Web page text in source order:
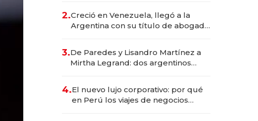
2.Creció en Venezuela, llegó a la
Argentina con su título de abogado
marcas "fast premium"
3.De Paredes y Lisandro Martínez a
Mirtha Legrand: dos argentinos
4.El nuevo lujo corporativo: por qué
en Perú los viajes de negocios